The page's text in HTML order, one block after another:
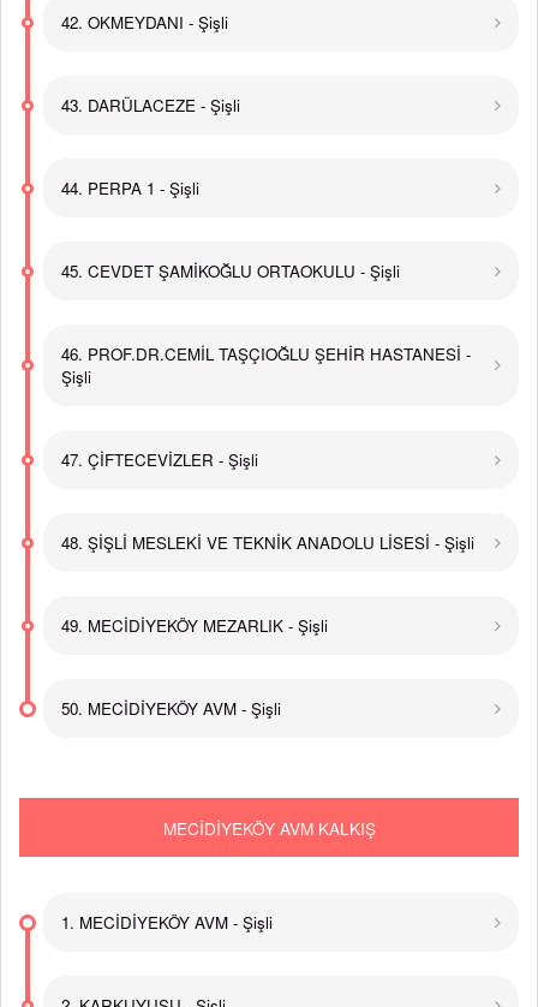
42. OKMEYDANI - Şişli
43. DARÜLACEZE - Şişli
44. PERPA 1 - Şişli
45. CEVDET ŞAMİKOĞLU ORTAOKULU - Şişli
46. PROF.DR.CEMİL TAŞÇIOĞLU ŞEHİR HASTANESİ -
Şişli
47. ÇİFTECEVİZLER - Şişli
48. ŞİŞLİ MESLEKİ VE TEKNİK ANADOLU LİSESİ - Şişli
49. MECİDİYEKÖY MEZARLIK - Şişli
50. MECİDİYEKÖY AVM - Şişli
MECİDİYEKÖY AVM KALKIŞ
1. MECİDİYEKÖY AVM - Şişli